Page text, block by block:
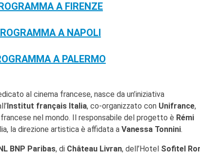
A FIRENZE
A NAPOLI
A PALERMO
al cinema francese, nasce da un’iniziativa
Institut français Italia, co-organizzato con Unifrance,
francese nel mondo. Il responsabile del progetto è Rémi
la direzione artistica è affidata a Vanessa Tonnini.
BNP Paribas, di Château Livran, dell’Hotel Sofitel